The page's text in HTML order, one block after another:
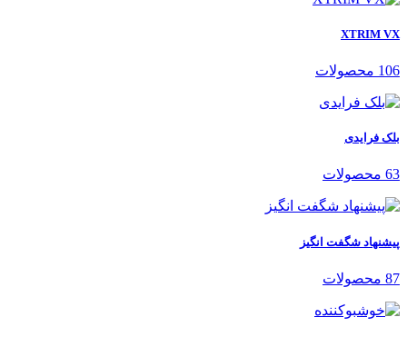
XTRIM VX
106 محصولات
بلک فرایدی
63 محصولات
پیشنهاد شگفت انگیز
87 محصولات